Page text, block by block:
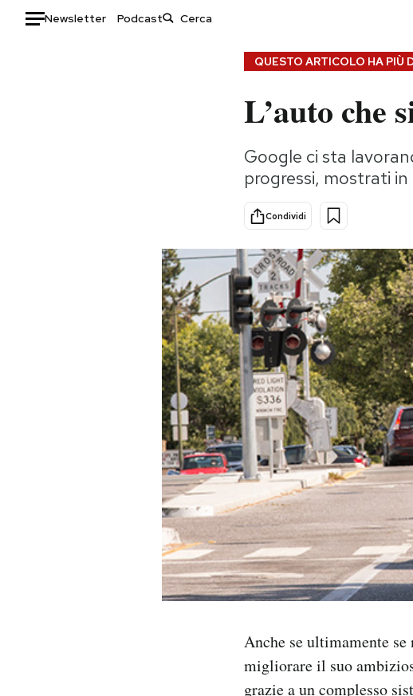
Newsletter Podcast
Consumismi
Storie/Idee
Ok Boomer!
Media
Europa
Altrecose
Mondiali calcio 2026
QUESTO ARTICOLO HA PIÙ
L’auto che
Google ci sta
progressi, mostrati
Condividi
Anche se ultimamente
migliorare il suo
grazie a un complesso